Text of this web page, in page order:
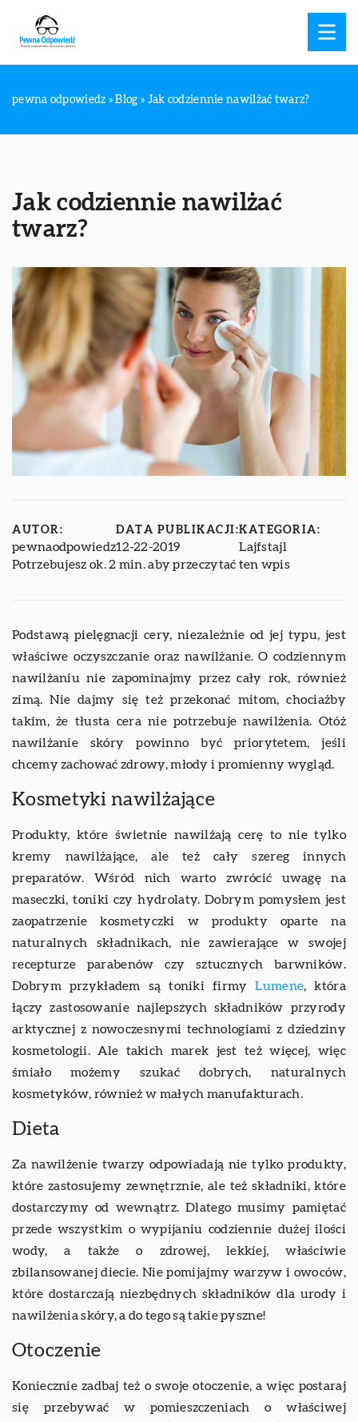
pewna odpowiedz »Blog » Jak codziennie nawilżać twarz?
Jak codziennie nawilżać
twarz?
AUTOR:
pewnaodpowiedz
DATA PUBLIKACJI:
12-22-2019
KATEGORIA:
Lajfstajl
Potrzebujesz ok. 2 min. aby przeczytać ten wpis
Podstawą pielęgnacji cery, niezależnie od jej typu, jest
właściwe oczyszczanie oraz nawilżanie. O codziennym
nawilżaniu nie zapominajmy przez cały rok, również
zimą. Nie dajmy się też przekonać mitom, chociażby
takim, że tłusta cera nie potrzebuje nawilżenia. Otóż
nawilżanie skóry powinno być priorytetem, jeśli
chcemy zachować zdrowy, młody i promienny wygląd.
Kosmetyki nawilżające
Produkty, które świetnie nawilżają cerę to nie tylko
kremy nawilżające, ale też cały szereg innych
preparatów. Wśród nich warto zwrócić uwagę na
maseczki, toniki czy hydrolaty. Dobrym pomysłem jest
zaopatrzenie kosmetyczki w produkty oparte na
naturalnych składnikach, nie zawierające w swojej
recepturze parabenów czy sztucznych barwników.
Dobrym przykładem są toniki firmyLumene, która
łączy zastosowanie najlepszych składników przyrody
arktycznej z nowoczesnymi technologiami z dziedziny
kosmetologii. Ale takich marek jest też więcej, więc
śmiało możemy szukać dobrych, naturalnych
kosmetyków, również w małych manufakturach.
Dieta
Za nawilżenie twarzy odpowiadają nie tylko produkty,
które zastosujemy zewnętrznie, ale też składniki, które
dostarczymy od wewnątrz. Dlatego musimy pamiętać
przede wszystkim o wypijaniu codziennie dużej ilości
wody, a także o zdrowej, lekkiej, właściwie
zbilansowanej diecie. Nie pomijajmy warzyw i owoców,
które dostarczają niezbędnych składników dla urody i
nawilżenia skóry, a do tego są takie pyszne!
Otoczenie
Koniecznie zadbaj też o swoje otoczenie, a więc postaraj
się przebywać w pomieszczeniach o właściwej